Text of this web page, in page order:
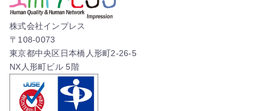
株式会社インプレス
〒108-0073
東京都中央区日本橋人形町2-26-5
NX人形町ビル 5階